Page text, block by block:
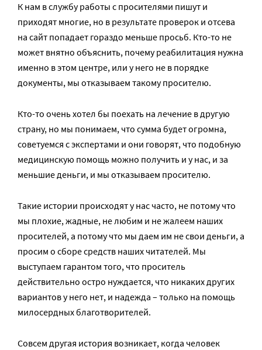
К нам в службу работы с просителями пишут и
приходят многие, но в результате проверок и отсева
на сайт попадает гораздо меньше просьб. Кто-то не
может внятно объяснить, почему реабилитация нужна
именно в этом центре, или у него не в порядке
документы, мы отказываем такому просителю.
Кто-то очень хотел бы поехать на лечение в другую
страну, но мы понимаем, что сумма будет огромна,
советуемся с экспертами и они говорят, что подобную
медицинскую помощь можно получить и у нас, и за
меньшие деньги, и мы отказываем просителю.
Такие истории происходят у нас часто, не потому что
мы плохие, жадные, не любим и не жалеем наших
просителей, а потому что мы даем им не свои деньги, а
просим о сборе средств наших читателей. Мы
выступаем гарантом того, что проситель
действительно остро нуждается, что никаких других
вариантов у него нет, и надежда – только на помощь
милосердных благотворителей.
Совсем другая история возникает, когда человек